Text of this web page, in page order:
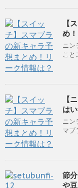
【
め
ニン
こと
【
は
ニン
マブ
節
や